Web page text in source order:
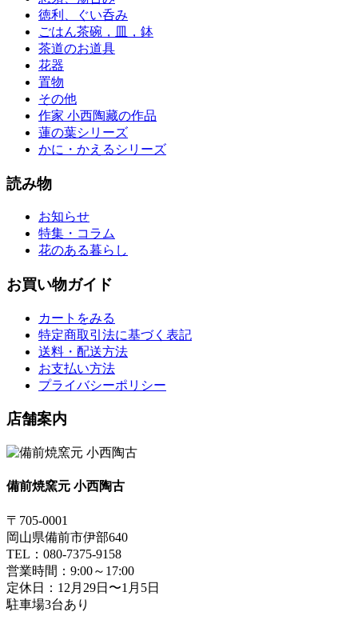
徳利、ぐい呑み
ごはん茶碗，皿，鉢
茶道のお道具
花器
置物
その他
作家 小西陶藏の作品
蓮の葉シリーズ
かに・かえるシリーズ
読み物
お知らせ
特集・コラム
花のある暮らし
お買い物ガイド
カートをみる
特定商取引法に基づく表記
送料・配送方法
お支払い方法
プライバシーポリシー
店舗案内
備前焼窯元 小西陶古
〒705-0001
岡山県備前市伊部640
TEL：080-7375-9158
営業時間：9:00～17:00
定休日：12月29日〜1月5日
駐車場3台あり